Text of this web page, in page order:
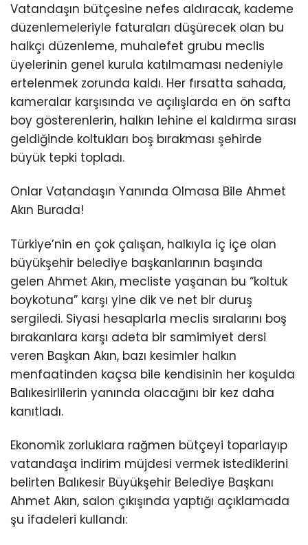
Vatandaşın bütçesine nefes aldıracak, kademe
düzenlemeleriyle faturaları düşürecek olan bu
halkçı düzenleme, muhalefet grubu meclis
üyelerinin genel kurula katılmaması nedeniyle
ertelenmek zorunda kaldı. Her fırsatta sahada,
kameralar karşısında ve açılışlarda en ön safta
boy gösterenlerin, halkın lehine el kaldırma sırası
geldiğinde koltukları boş bırakması şehirde
büyük tepki topladı.
Onlar Vatandaşın Yanında Olmasa Bile Ahmet
Akın Burada!
Türkiye’nin en çok çalışan, halkıyla iç içe olan
büyükşehir belediye başkanlarının başında
gelen Ahmet Akın, mecliste yaşanan bu “koltuk
boykotuna” karşı yine dik ve net bir duruş
sergiledi. Siyasi hesaplarla meclis sıralarını boş
bırakanlara karşı adeta bir samimiyet dersi
veren Başkan Akın, bazı kesimler halkın
menfaatinden kaçsa bile kendisinin her koşulda
Balıkesirlilerin yanında olacağını bir kez daha
kanıtladı.
Ekonomik zorluklara rağmen bütçeyi toparlayıp
vatandaşa indirim müjdesi vermek istediklerini
belirten Balıkesir Büyükşehir Belediye Başkanı
Ahmet Akın, salon çıkışında yaptığı açıklamada
şu ifadeleri kullandı: